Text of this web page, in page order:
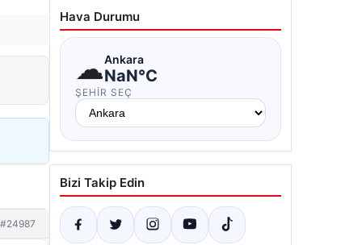
#24987
Hava Durumu
☁Ankara
NaN°C
ŞEHIR SEÇ
Bizi Takip Edin